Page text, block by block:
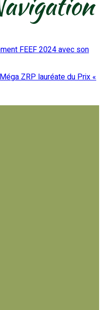
FEEF 2024 avec son
ZRP lauréate du Prix «